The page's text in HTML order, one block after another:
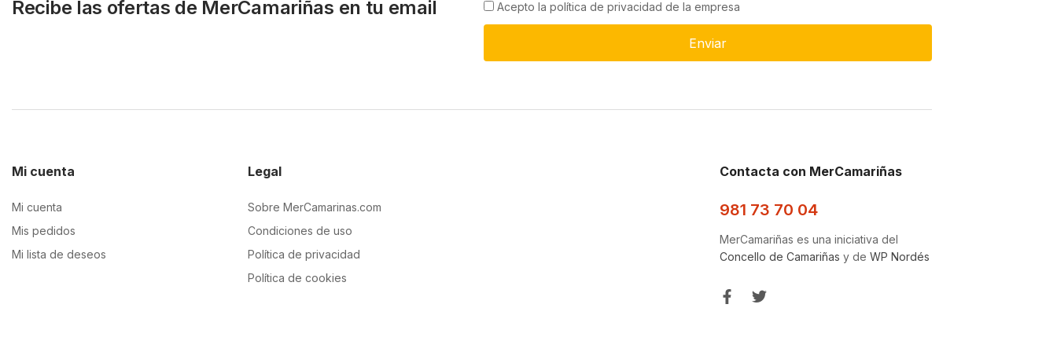
Recibe las ofertas de MerCamariñas en tu email Acepto la política de privacidad de la empresa
Enviar
Mi cuenta
Mi cuenta
Mis pedidos
Mi lista de deseos
Legal
Sobre MerCamarinas.com
Condiciones de uso
Política de privacidad
Política de cookies
Contacta con MerCamariñas
981 73 70 04
MerCamariñas es una iniciativa del
Concello de Camariñas y de WP Nordés